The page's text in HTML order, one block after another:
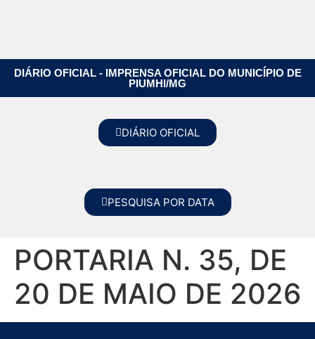
DIÁRIO OFICIAL - IMPRENSA OFICIAL DO MUNICÍPIO DE
PIUMHI/MG
DIÁRIO OFICIAL
PESQUISA POR DATA
PORTARIA N. 35, DE
20 DE MAIO DE 2026